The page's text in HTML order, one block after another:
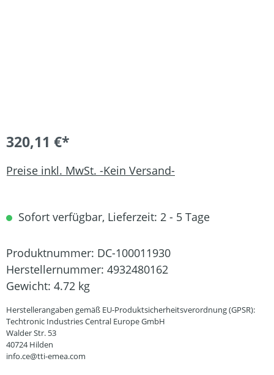
320,11 €*
Preise inkl. MwSt. -Kein Versand-
Sofort verfügbar, Lieferzeit: 2 - 5 Tage
Produktnummer: DC-100011930
Herstellernummer: 4932480162
Gewicht: 4.72 kg
Herstellerangaben gemäß EU-Produktsicherheitsverordnung (GPSR):
Techtronic Industries Central Europe GmbH
Walder Str. 53
40724 Hilden
info.ce@tti-emea.com